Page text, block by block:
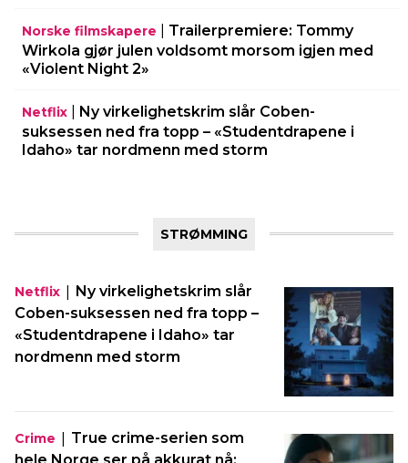
Norske filmskapere
Trailerpremiere: Tommy
Wirkola gjør julen voldsomt morsom igjen med
«Violent Night 2»
Netflix
Ny virkelighetskrim slår Coben-
suksessen ned fra topp – «Studentdrapene i
Idaho» tar nordmenn med storm
STRØMMING
Netflix | Ny virkelighetskrim slår
Coben-suksessen ned fra topp –
«Studentdrapene i Idaho» tar
nordmenn med storm
Crime | True crime-serien som